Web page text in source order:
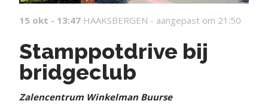
15 okt - 13:47 HAAKSBERGEN - aangepast om 21:50
Stamppotdrive bij
bridgeclub
Zalencentrum Winkelman Buurse